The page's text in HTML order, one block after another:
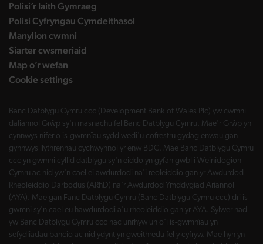
Polisi’r Iaith Gymraeg
Polisi Cyfryngau Cymdeithasol
Manylion cwmni
Siarter cwsmeriaid
Map o’r wefan
Cookie settings
Banc Datblygu Cymru ccc (Development Bank of Wales Plc) yw cwmni
daliannol Grŵp sy'n masnachu fel Banc Datblygu Cymru. Mae'r Grŵp yn
cynnwys nifer o is-gwmnïau sydd wedi'u cofrestru gydag enwau gan
gynnwys llythrennau cychwynnol yr enw BDC. Mae Banc Datblygu Cymru
ccc yn gwmni cyllid datblygu sy'n eiddo yn gyfan gwbl i Weinidogion
Cymru ac nid yw'n cael ei awdurdodi na'i reoleiddio gan yr Awdurdod
Rheoleiddio Darbodus (ARhD) na'r Awdurdod Ymddygiad Ariannol
(AYA). Mae gan Fanc Datblygu Cymru (Banc Datblygu Cymru ccc) dri is-
gwmni sy'n cael eu hawdurdodi a'u rheoleiddio gan yr AYA. Sylwer nad
yw Banc Datblygu Cymru ccc nac unrhyw un o'i is-gwmnïau yn
sefydliadau bancio ac nid ydynt yn gweithredu fel y cyfryw. Mae hyn yn